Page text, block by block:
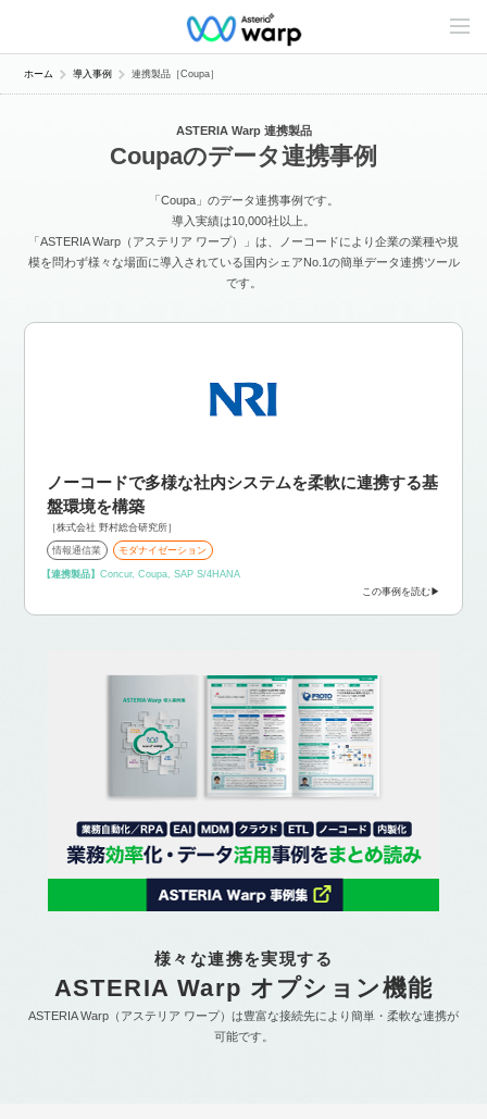
C
n
e
ホーム 導入事例 連携製品［Coupa］
ASTERIA Warp 連携製品
Coupaのデータ連携事例
「Coupa」のデータ連携事例です。
導入実績は10,000社以上。
「ASTERIA Warp（アステリア ワープ）」は、ノーコードにより企業の業種や規
模を問わず様々な場面に導入されている国内シェアNo.1の簡単データ連携ツール
です。
ノーコードで多様な社内システムを柔軟に連携する基
盤環境を構築
［株式会社 野村総合研究所］
情報通信業 モダナイゼーション
【連携製品】Concur, Coupa, SAP S/4HANA
この事例を読む
様々な連携を実現する
ASTERIA Warp オプション機能
ASTERIA Warp（アステリア ワープ）は豊富な接続先により簡単・柔軟な連携が
可能です。